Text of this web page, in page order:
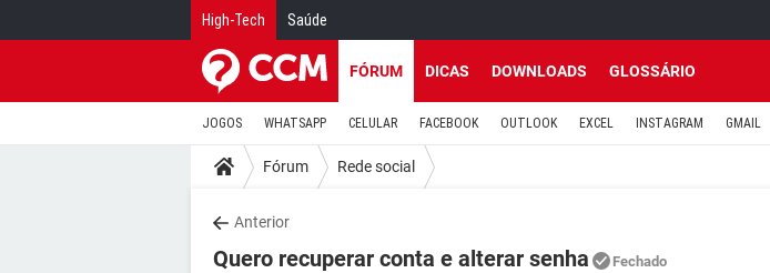
High-Tech Saúde
FÓRUM DICAS DOWNLOADS GLOSSÁRIO
JOGOS WHATSAPP CELULAR FACEBOOK OUTLOOK EXCEL INSTAGRAM GMAIL
Fórum Rede social
Anterior
Quero recuperar conta e alterar senha Fechado